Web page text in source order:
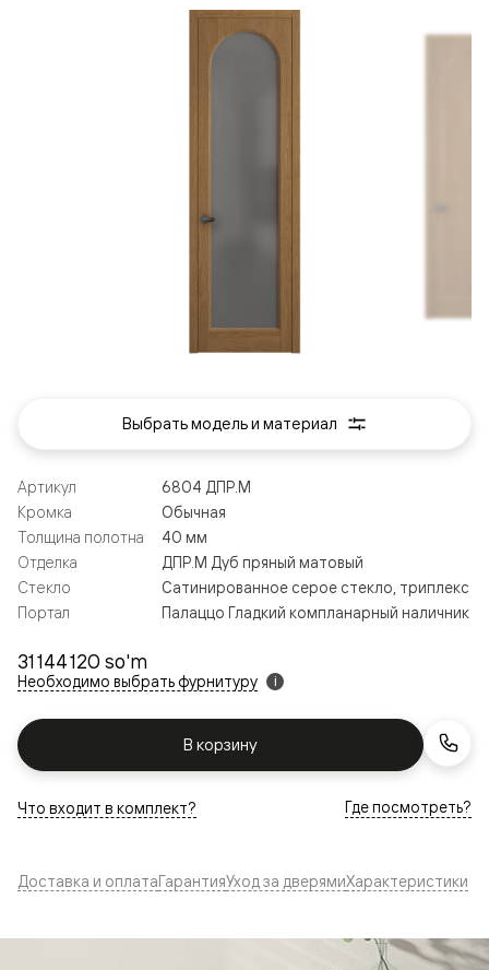
31 144 120 so'm
Необходимо выбрать фурнитуру i
В корзину
Артикул
6804 ДПР.М
Кромка
Обычная
Толщина полотна
40 мм
Отделка
ДПР.М Дуб пряный матовый
Стекло
Сатинированное серое стекло, триплекс
Портал
Палаццо Гладкий компланарный наличник
Что входит в комплект? Где посмотреть?
Выбрать модель и материал
Доставка и оплатаГарантияУход за дверямиХарактеристики